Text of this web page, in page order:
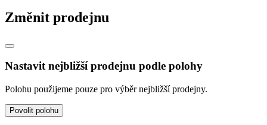
Změnit prodejnu
Nastavit nejbližší prodejnu podle polohy
Polohu použijeme pouze pro výběr nejbližší prodejny.
Povolit polohu